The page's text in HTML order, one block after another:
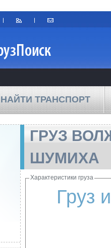
НАЙТИ ТРАНСПОРТ
ГРУЗ
ШУМИХА
Характеристики груза
Груз